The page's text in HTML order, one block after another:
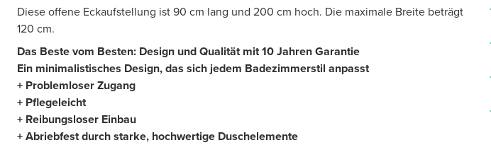
Diese offene Eckaufstellung ist 90 cm lang und 200 cm hoch. Die maximale Breite beträgt
120 cm.
Das Beste vom Besten: Design und Qualität mit 10 Jahren Garantie
Ein minimalistisches Design, das sich jedem Badezimmerstil anpasst
+ Problemloser Zugang
+ Pflegeleicht
+ Reibungsloser Einbau
+ Abriebfest durch starke, hochwertige Duschelemente